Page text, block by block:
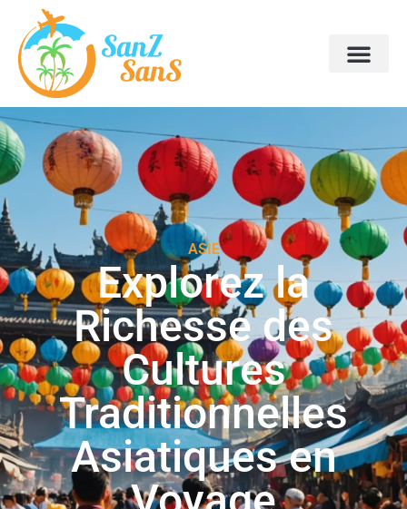
ASIE
Explorez la
Richesse des
Cultures
Traditionnelles
Asiatiques en